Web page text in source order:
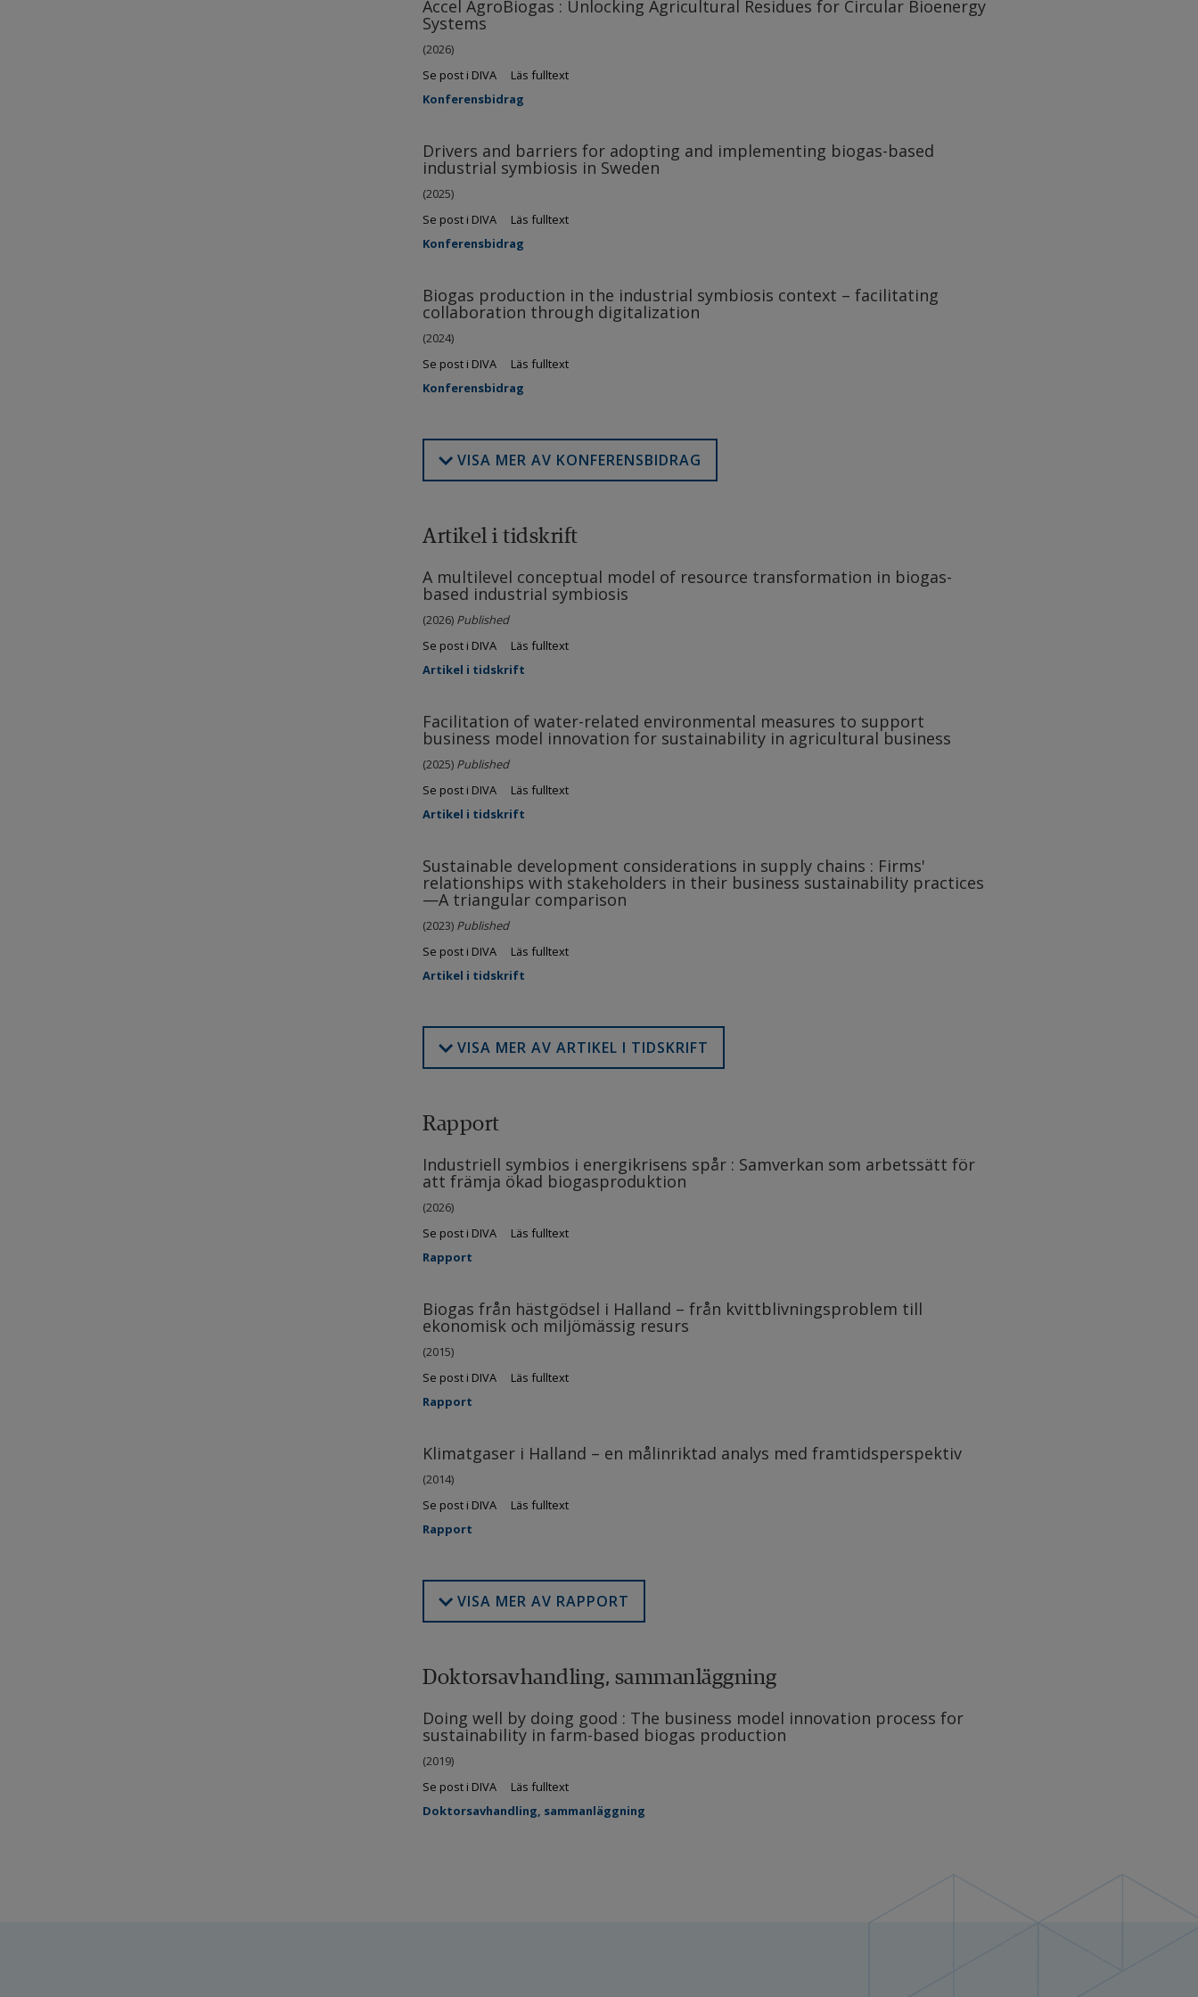
Accel AgroBiogas : Unlocking Agricultural Residues for Circular Bioenergy
Systems
(2026)
Se post i DIVA
Läs fulltext
Konferensbidrag
Drivers and barriers for adopting and implementing biogas-based
industrial symbiosis in Sweden
(2025)
Se post i DIVA
Läs fulltext
Konferensbidrag
Biogas production in the industrial symbiosis context – facilitating
collaboration through digitalization
(2024)
Se post i DIVA
Läs fulltext
Konferensbidrag
VISA MER AV KONFERENSBIDRAG
Artikel i tidskrift
A multilevel conceptual model of resource transformation in biogas-
based industrial symbiosis
(2026) Published
Se post i DIVA
Läs fulltext
Artikel i tidskrift
Facilitation of water-related environmental measures to support
business model innovation for sustainability in agricultural business
(2025) Published
Se post i DIVA
Läs fulltext
Artikel i tidskrift
Sustainable development considerations in supply chains : Firms'
relationships with stakeholders in their business sustainability practices
—A triangular comparison
(2023) Published
Se post i DIVA
Läs fulltext
Artikel i tidskrift
VISA MER AV ARTIKEL I TIDSKRIFT
Rapport
Industriell symbios i energikrisens spår : Samverkan som arbetssätt för
att främja ökad biogasproduktion
(2026)
Se post i DIVA
Läs fulltext
Rapport
Biogas från hästgödsel i Halland – från kvittblivningsproblem till
ekonomisk och miljömässig resurs
(2015)
Se post i DIVA
Läs fulltext
Rapport
Klimatgaser i Halland – en målinriktad analys med framtidsperspektiv
(2014)
Se post i DIVA
Läs fulltext
Rapport
VISA MER AV RAPPORT
Doktorsavhandling, sammanläggning
Doing well by doing good : The business model innovation process for
sustainability in farm-based biogas production
(2019)
Se post i DIVA
Läs fulltext
Doktorsavhandling, sammanläggning